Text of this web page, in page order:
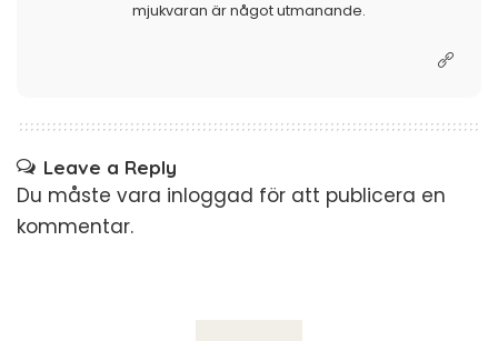
mjukvaran är något utmanande.
Leave a Reply
Du måste vara inloggad för att publicera en
kommentar.